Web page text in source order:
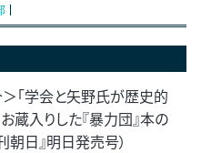
「学会と矢野氏が歴史的
入りした『暴力団』本の
朝日』明日発売号）